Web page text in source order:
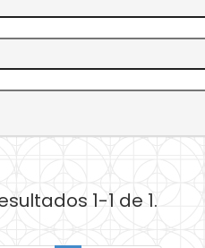
1-1 de 1.